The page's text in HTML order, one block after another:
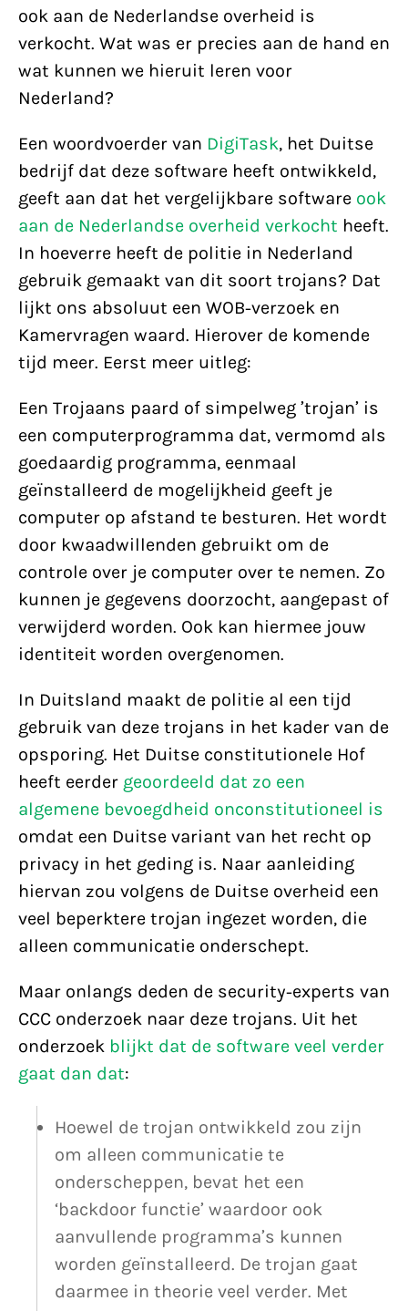
ook aan de Nederlandse overheid is
verkocht. Wat was er precies aan de hand en
wat kunnen we hieruit leren voor
Nederland?
Een woordvoerder van DigiTask, het Duitse
bedrijf dat deze software heeft ontwikkeld,
geeft aan dat het vergelijkbare software ook
aan de Nederlandse overheid verkocht heeft.
In hoeverre heeft de politie in Nederland
gebruik gemaakt van dit soort trojans? Dat
lijkt ons absoluut een WOB-verzoek en
Kamervragen waard. Hierover de komende
tijd meer. Eerst meer uitleg:
Een Trojaans paard of simpelweg ’trojan’ is
een computerprogramma dat, vermomd als
goedaardig programma, eenmaal
geïnstalleerd de mogelijkheid geeft je
computer op afstand te besturen. Het wordt
door kwaadwillenden gebruikt om de
controle over je computer over te nemen. Zo
kunnen je gegevens doorzocht, aangepast of
verwijderd worden. Ook kan hiermee jouw
identiteit worden overgenomen.
In Duitsland maakt de politie al een tijd
gebruik van deze trojans in het kader van de
opsporing. Het Duitse constitutionele Hof
heeft eerder geoordeeld dat zo een
algemene bevoegdheid onconstitutioneel is
omdat een Duitse variant van het recht op
privacy in het geding is. Naar aanleiding
hiervan zou volgens de Duitse overheid een
veel beperktere trojan ingezet worden, die
alleen communicatie onderschept.
Maar onlangs deden de security-experts van
CCC onderzoek naar deze trojans. Uit het
onderzoek blijkt dat de software veel verder
gaat dan dat:
Hoewel de trojan ontwikkeld zou zijn
om alleen communicatie te
onderscheppen, bevat het een
‘backdoor functie’ waardoor ook
aanvullende programma’s kunnen
worden geïnstalleerd. De trojan gaat
daarmee in theorie veel verder. Met